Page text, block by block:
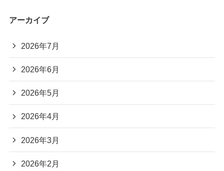
アーカイブ
2026年7月
2026年6月
2026年5月
2026年4月
2026年3月
2026年2月